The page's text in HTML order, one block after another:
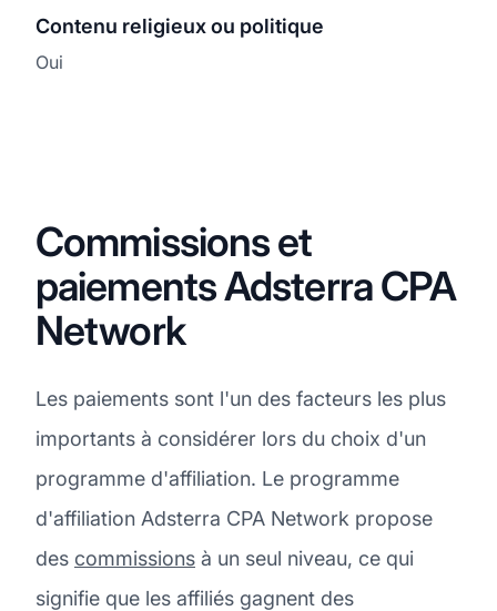
Contenu religieux ou politique
Oui
Commissions et
paiements Adsterra CPA
Network
Les paiements sont l'un des facteurs les plus
importants à considérer lors du choix d'un
programme d'affiliation. Le programme
d'affiliation Adsterra CPA Network propose
des commissions à un seul niveau, ce qui
signifie que les affiliés gagnent des